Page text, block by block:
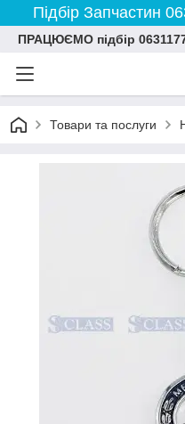
Підбір Запчастин
ПРАЦЮЄМО підбір
Товари та послуги